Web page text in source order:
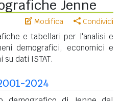
Jenne
Modifica Condividi
e tabellari per l'analisi e
demografici, economici e
dati ISTAT.
2024